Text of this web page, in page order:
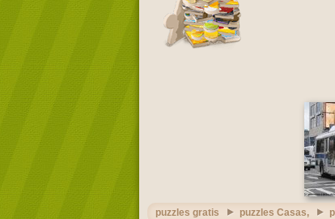
puzzles gratis puzzles Casas,